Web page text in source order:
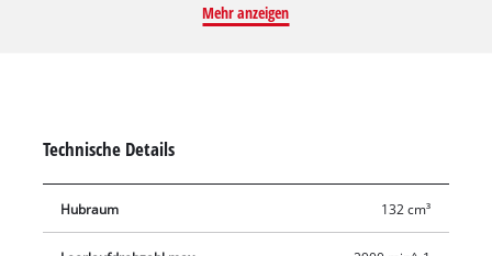
zu- und abschaltbaren Hinterradantrieb kann der Anwender
ergonomischen und klappbaren Führungsholm gestaltet sich
das Arbeiten angenehmer und ermöglicht ein einfaches
Verstauen. Ein extrahoher Auswurfkanal sorgt für
Mehr anzeigen
Technische Details
Hubraum 132 cm³